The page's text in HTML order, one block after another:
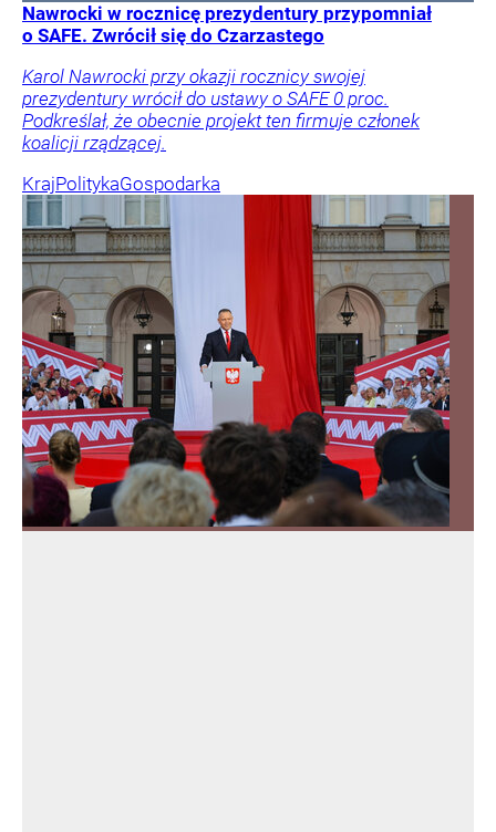
Nawrocki w rocznicę prezydentury przypomniał
o SAFE. Zwrócił się do Czarzastego
Karol Nawrocki przy okazji rocznicy swojej
prezydentury wrócił do ustawy o SAFE 0 proc.
Podkreślał, że obecnie projekt ten firmuje członek
koalicji rządzącej.
KrajPolitykaGospodarka